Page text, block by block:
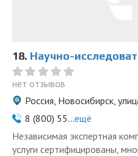
18. Научно-исследовательский
нет отзывов
Россия, Новосибирск,
8 (800) 55...ещё
Независимая экспертная
услуги сертифицированы,